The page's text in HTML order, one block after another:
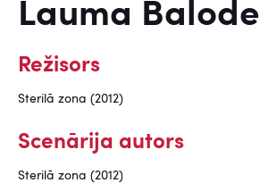
Lauma Balode
Režisors
Sterilā zona (2012)
Scenārija autors
Sterilā zona (2012)